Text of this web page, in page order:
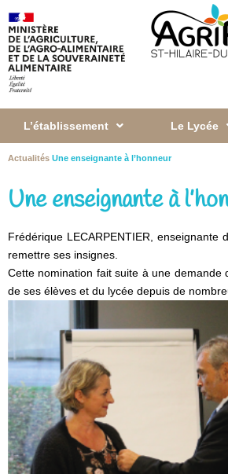
L’établissement Le Lycée
Actualités Une enseignante à l’honneur
Une enseignante à
Frédérique LECARPENTIER, enseignante
remettre ses insignes.
Cette nomination fait suite à une demande
de ses élèves et du lycée depuis de